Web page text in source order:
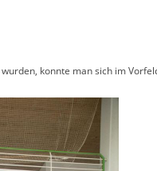
konnte man sich im